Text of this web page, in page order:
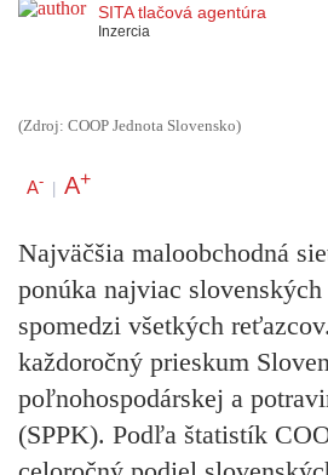
SITA tlačová agentúra
Inzercia
(Zdroj: COOP Jednota Slovensko)
A- | A+
Najväčšia maloobchodná
ponúka najviac
spomedzi všetkých
každoročný prieskum
poľnohospodárskej a
(SPPK). Podľa štatistík